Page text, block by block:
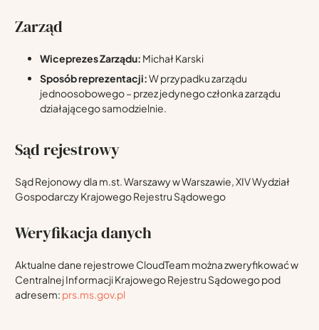
Zarząd
Wiceprezes Zarządu: Michał Karski
Sposób reprezentacji:W przypadku zarządu
jednoosobowego – przez jedynego członka zarządu
działającego samodzielnie.
Sąd rejestrowy
Sąd Rejonowy dla m.st. Warszawy w Warszawie, XIV Wydział
Gospodarczy Krajowego Rejestru Sądowego
Weryfikacja danych
Aktualne dane rejestrowe CloudTeam można zweryfikować w
Centralnej Informacji Krajowego Rejestru Sądowego pod
adresem: prs.ms.gov.pl